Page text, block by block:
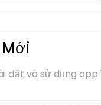
đặt và sử dụng app